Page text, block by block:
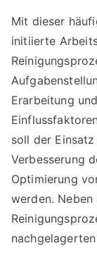
Mit dieser
initiierte
Erarbeitung
soll der
Verbesserung
Optimierung
werden.